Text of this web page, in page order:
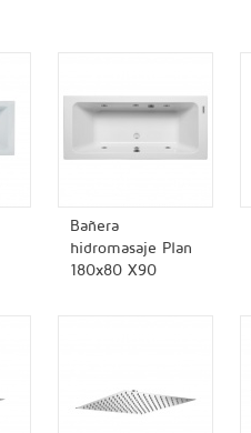
Bañera
hidromasaje Plan
180x80 X90